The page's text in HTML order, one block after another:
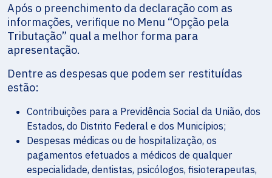
Após o preenchimento da declaração com as
informações, verifique no Menu “Opção pela
Tributação” qual a melhor forma para
apresentação.
Dentre as despesas que podem ser restituídas
estão:
Contribuições para a Previdência Social da União, dos
Estados, do Distrito Federal e dos Municípios;
Despesas médicas ou de hospitalização, os
pagamentos efetuados a médicos de qualquer
especialidade, dentistas, psicólogos, fisioterapeutas,